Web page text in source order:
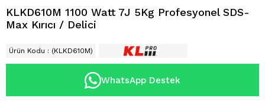
KLKD610M 1100 Watt 7J 5Kg Profesyonel SDS-
Max Kırıcı / Delici
Ürün Kodu (KLKD610M)
WhatsApp Destek